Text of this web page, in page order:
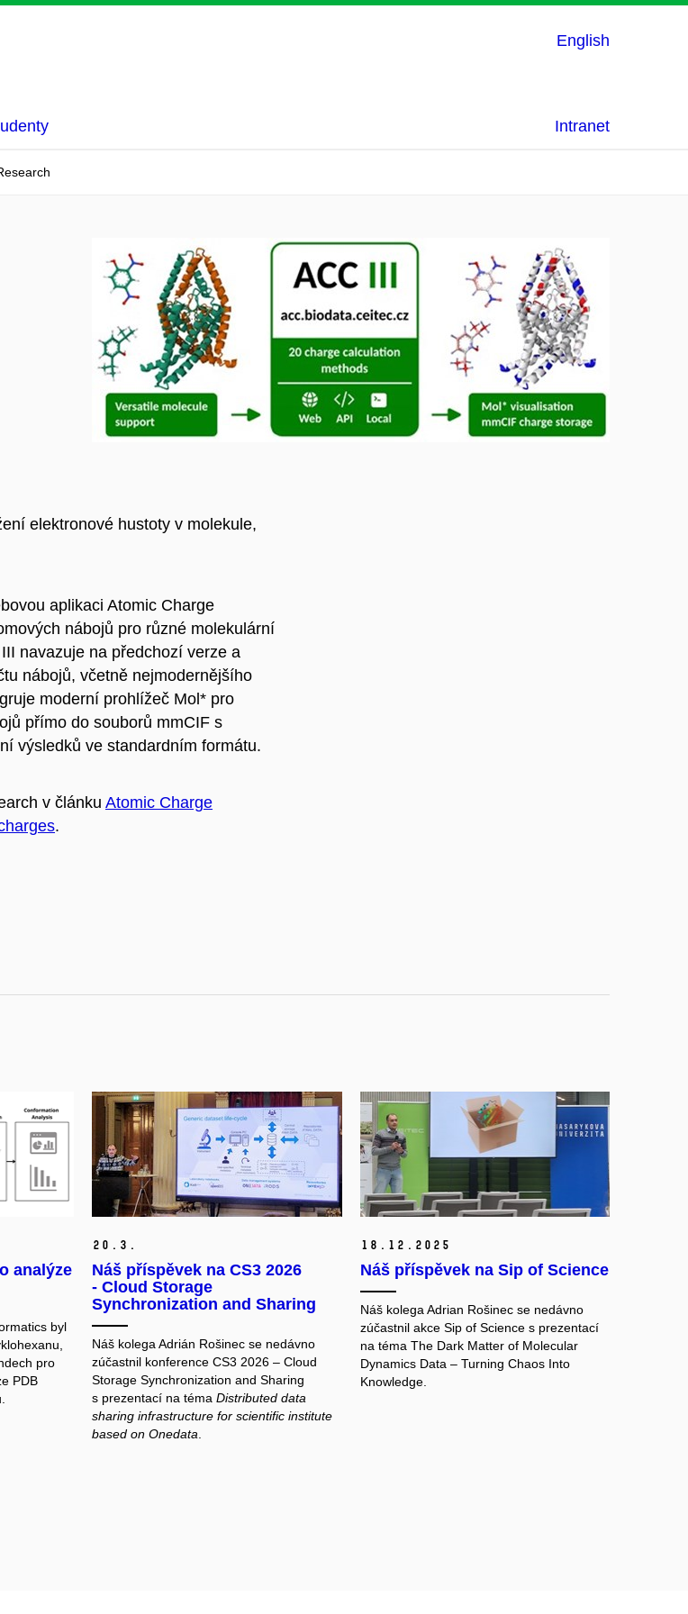
English
Intranet
elektronové hustoty v molekule,
aplikaci Atomic Charge
nábojů pro různé molekulární
navazuje na předchozí verze a
nábojů, včetně nejmodernějšího
moderní prohlížeč Mol* pro
přímo do souborů mmCIF s
výsledků ve standardním formátu.
v článku Atomic Charge
.
analýze
byl
pro
PDB
20. 3.
Náš příspěvek na CS3 2026
- Cloud Storage
Synchronization and Sharing
Náš kolega Adrián Rošinec se nedávno
zúčastnil konference CS3 2026 – Cloud
Storage Synchronization and Sharing
s prezentací na téma Distributed data
sharing infrastructure for scientific institute
based on Onedata
18. 12. 2025
Náš příspěvek na Sip of Science
Náš kolega Adrian Rošinec se nedávno
zúčastnil akce Sip of Science s prezentací
na téma The Dark Matter of Molecular
Dynamics Data – Turning Chaos Into
Knowledge.